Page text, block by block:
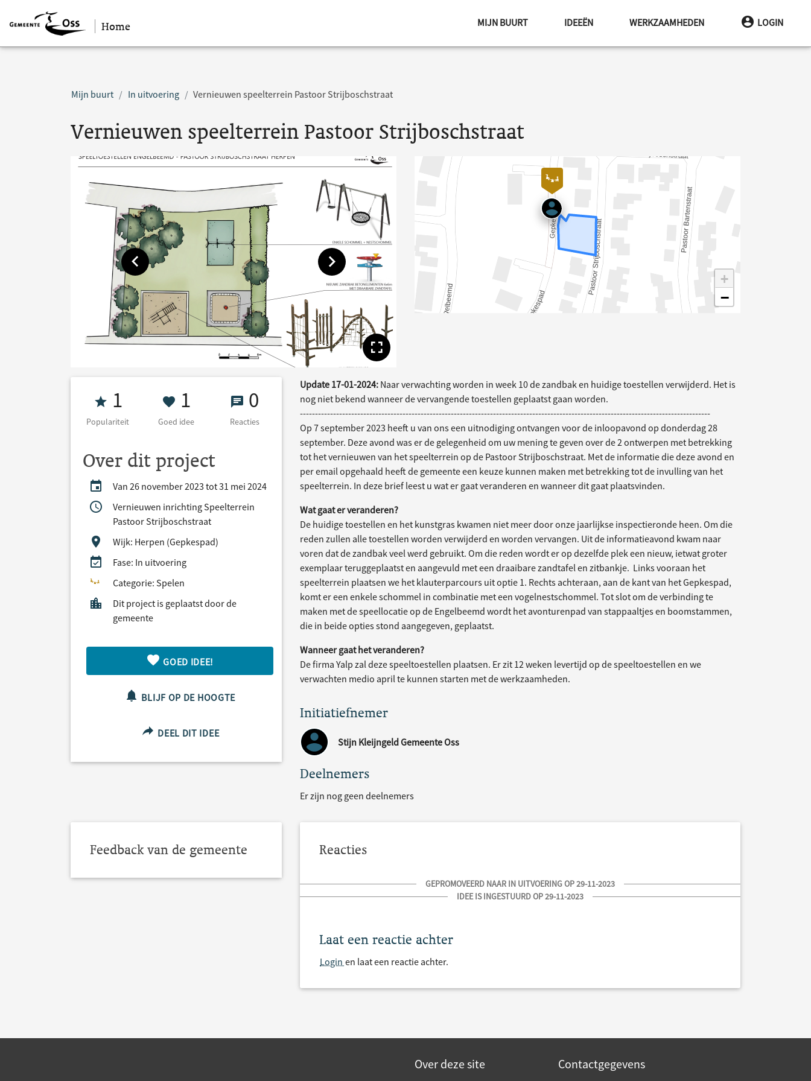
Sla navigatie over Home MIJN BUURT IDEEËN WERKZAAMHEDEN LOGIN
Mijn buurt In uitvoering Vernieuwen speelterrein Pastoor Strijboschstraat
Vernieuwen speelterrein Pastoor Strijboschstraat
Toon vorige afbeelding Toon volgende afbeelding
Toon volledige afbeelding
+
−
Populariteit 1
1
Populariteit
1 Goed idee
1
Goed idee
0 Reacties
0
Reacties
Over dit project
Van 26 november 2023 tot 31 mei 2024
Vernieuwen inrichting Speelterrein
Pastoor Strijboschstraat
Wijk: Herpen (Gepkespad)
Fase: In uitvoering
Categorie: Spelen
Dit project is geplaatst door de
gemeente
GOED IDEE!
BLIJF OP DE HOOGTE
DEEL DIT IDEE
Update 17-01-2024: Naar verwachting worden in week 10 de zandbak en huidige toestellen verwijderd. Het is
nog niet bekend wanneer de vervangende toestellen geplaatst gaan worden.
----------------------------------------------------------------------------------------------------------------------------------------
Op 7 september 2023 heeft u van ons een uitnodiging ontvangen voor de inloopavond op donderdag 28
september. Deze avond was er de gelegenheid om uw mening te geven over de 2 ontwerpen met betrekking
tot het vernieuwen van het speelterrein op de Pastoor Strijboschstraat. Met de informatie die deze avond en
per email opgehaald heeft de gemeente een keuze kunnen maken met betrekking tot de invulling van het
speelterrein. In deze brief leest u wat er gaat veranderen en wanneer dit gaat plaatsvinden.
Wat gaat er veranderen?
De huidige toestellen en het kunstgras kwamen niet meer door onze jaarlijkse inspectieronde heen. Om die
reden zullen alle toestellen worden verwijderd en worden vervangen. Uit de informatieavond kwam naar
voren dat de zandbak veel werd gebruikt. Om die reden wordt er op dezelfde plek een nieuw, ietwat groter
exemplaar teruggeplaatst en aangevuld met een draaibare zandtafel en zitbankje. Links vooraan het
speelterrein plaatsen we het klauterparcours uit optie 1. Rechts achteraan, aan de kant van het Gepkespad,
komt er een enkele schommel in combinatie met een vogelnestschommel. Tot slot om de verbinding te
maken met de speellocatie op de Engelbeemd wordt het avonturenpad van stappaaltjes en boomstammen,
die in beide opties stond aangegeven, geplaatst.
Wanneer gaat het veranderen?
De firma Yalp zal deze speeltoestellen plaatsen. Er zit 12 weken levertijd op de speeltoestellen en we
verwachten medio april te kunnen starten met de werkzaamheden.
Initiatiefnemer
Stijn Kleijngeld Gemeente Oss
Deelnemers
Er zijn nog geen deelnemers
Feedback van de gemeente Reacties
GEPROMOVEERD NAAR IN UITVOERING OP 29-11-2023
IDEE IS INGESTUURD OP 29-11-2023
Laat een reactie achter
Login en laat een reactie achter.
Over deze site Contactgegevens